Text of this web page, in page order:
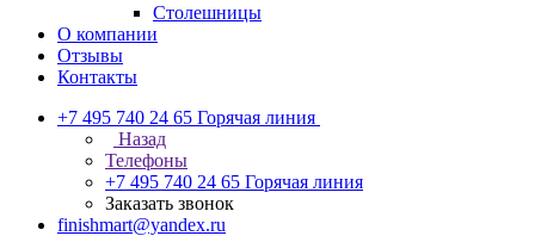
Столешницы
О компании
Отзывы
Контакты
+7 495 740 24 65 Горячая линия
Назад
Телефоны
+7 495 740 24 65 Горячая линия
Заказать звонок
finishmart@yandex.ru